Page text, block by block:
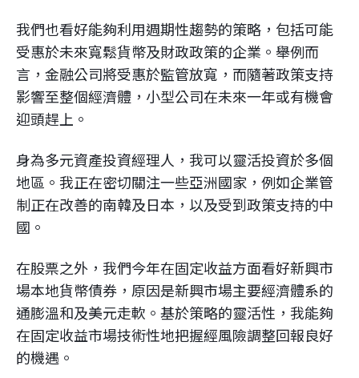
我們也看好能夠利用週期性趨勢的策略，包括可能
受惠於未來寬鬆貨幣及財政政策的企業。舉例而
言，金融公司將受惠於監管放寬，而隨著政策支持
影響至整個經濟體，小型公司在未來一年或有機會
迎頭趕上。
身為多元資產投資經理人，我可以靈活投資於多個
地區。我正在密切關注一些亞洲國家，例如企業管
制正在改善的南韓及日本，以及受到政策支持的中
國。
在股票之外，我們今年在固定收益方面看好新興市
場本地貨幣債券，原因是新興市場主要經濟體系的
通膨溫和及美元走軟。基於策略的靈活性，我能夠
在固定收益市場技術性地把握經風險調整回報良好
的機遇。